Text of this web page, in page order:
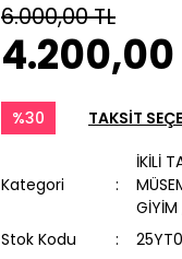
6.000,00 TL
4.200,00
%30 TAKSİT
Kategori
İKİLİ
GİYİM
Stok Kodu